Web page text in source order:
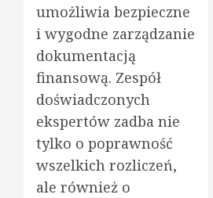
umożliwia bezpieczne
i wygodne zarządzanie
dokumentacją
finansową. Zespół
doświadczonych
ekspertów zadba nie
tylko o poprawność
wszelkich rozliczeń,
ale również o